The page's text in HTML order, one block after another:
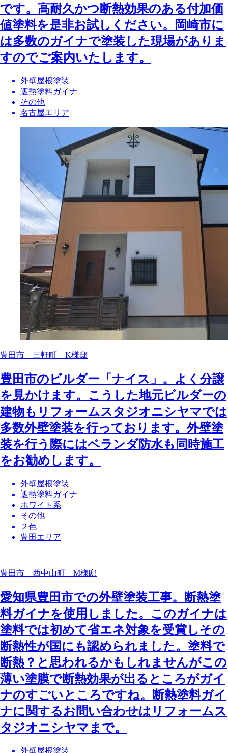
です。高耐久かつ断熱効果のある付加価
値塗料を是非お試しください。岡崎市に
は多数のガイナで塗装した現場がありま
すのでご案内いたします。
外壁屋根塗装
遮熱塗料ガイナ
その他
名古屋エリア
豊田市 三軒町 K様邸
豊田市のビルダー「ナイス」。よく分譲
を見かけます。こうした地元ビルダーの
建物もリフォームスタジオニシヤマでは
多数外壁塗装を行っております。外壁塗
装を行う際にはベランダ防水も同時施工
をお勧めします。
外壁屋根塗装
遮熱塗料ガイナ
ホワイト系
その他
２色
豊田エリア
豊田市 西中山町 M様邸
愛知県豊田市での外壁塗装工事。断熱塗
料ガイナを使用しました。このガイナは
塗料では初めて省エネ対象を受賞しその
断熱性が国にも認められました。塗料で
断熱？と思われるかもしれませんがこの
薄い塗膜で断熱効果が出るところがガイ
ナのすごいところですね。断熱塗料ガイ
ナに関するお問い合わせはリフォームス
タジオニシヤマまで。
外壁屋根塗装